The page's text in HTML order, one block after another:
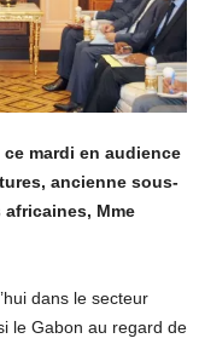
mardi en audience
ancienne sous-
africaines, Mme
dans le secteur
le Gabon au regard de